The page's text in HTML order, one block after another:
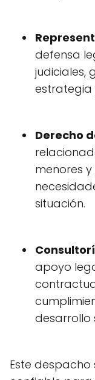
defensa
judiciales,
Derecho
menores
situación.
apoyo
desarrollo
Este